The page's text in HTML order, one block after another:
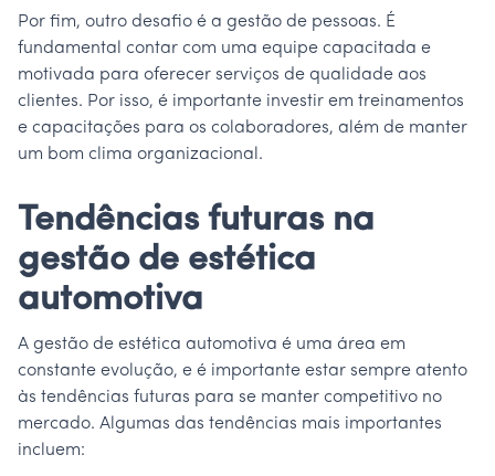
Por fim, outro desafio é a gestão de pessoas. É
fundamental contar com uma equipe capacitada e
motivada para oferecer serviços de qualidade aos
clientes. Por isso, é importante investir em treinamentos
e capacitações para os colaboradores, além de manter
um bom clima organizacional.
Tendências futuras na
gestão de estética
automotiva
A gestão de estética automotiva é uma área em
constante evolução, e é importante estar sempre atento
às tendências futuras para se manter competitivo no
mercado. Algumas das tendências mais importantes
incluem: